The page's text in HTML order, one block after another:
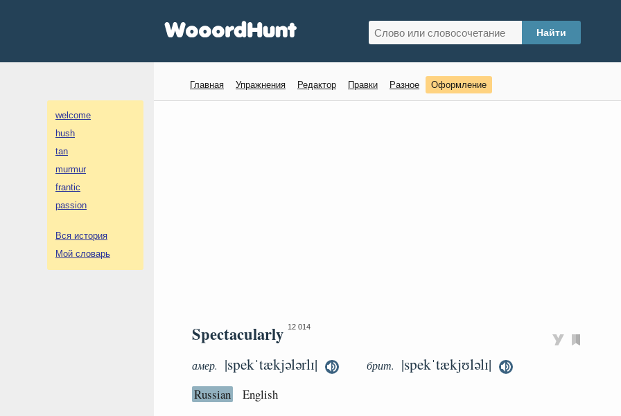
welcome
hush
tan
murmur
frantic
passion
Вся история
Мой словарь
Главная Упражнения Редактор Правки Разное Оформление
Spectacularly 12 014
амер. |spekˈtækjələrlɪ| брит. |spekˈtækjʊləlɪ|
Russian English